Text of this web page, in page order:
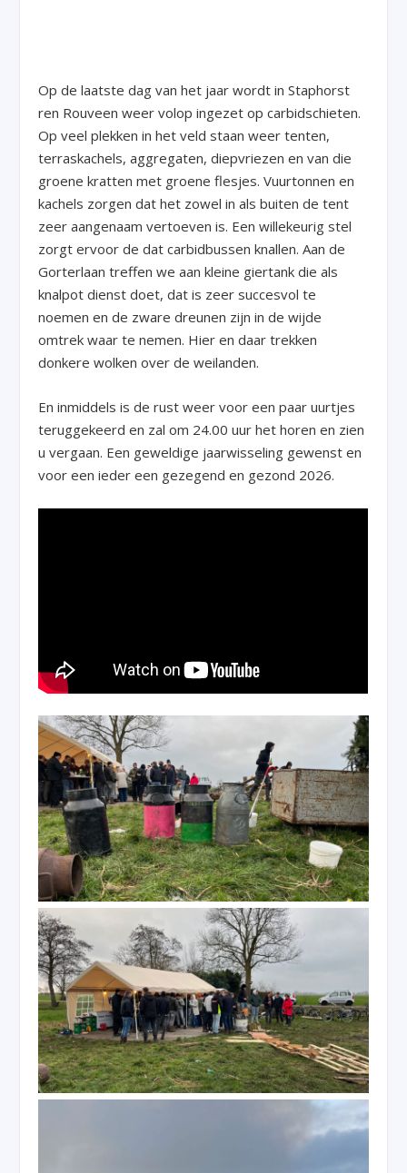
Op de laatste dag van het jaar wordt in Staphorst
ren Rouveen weer volop ingezet op carbidschieten.
Op veel plekken in het veld staan weer tenten,
terraskachels, aggregaten, diepvriezen en van die
groene kratten met groene flesjes. Vuurtonnen en
kachels zorgen dat het zowel in als buiten de tent
zeer aangenaam vertoeven is. Een willekeurig stel
zorgt ervoor de dat carbidbussen knallen. Aan de
Gorterlaan treffen we aan kleine giertank die als
knalpot dienst doet, dat is zeer succesvol te
noemen en de zware dreunen zijn in de wijde
omtrek waar te nemen. Hier en daar trekken
donkere wolken over de weilanden.
En inmiddels is de rust weer voor een paar uurtjes
teruggekeerd en zal om 24.00 uur het horen en zien
u vergaan. Een geweldige jaarwisseling gewenst en
voor een ieder een gezegend en gezond 2026.